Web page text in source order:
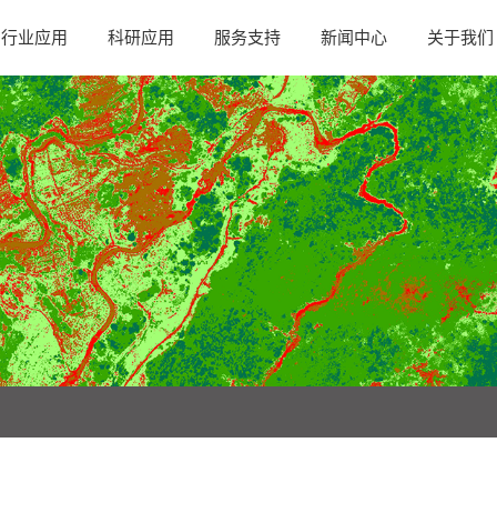
行业应用 科研应用 服务支持 新闻中心 关于我们